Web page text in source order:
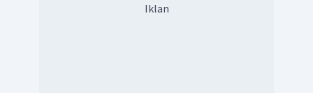
Iklan